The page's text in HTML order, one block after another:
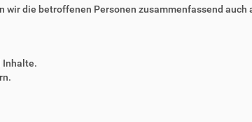
die betroffenen Personen zusammenfassend auch
Inhalte.